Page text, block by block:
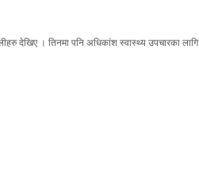
देखिए । तिनमा पनि अधिकांश स्वास्थ्य उपचारका लागि